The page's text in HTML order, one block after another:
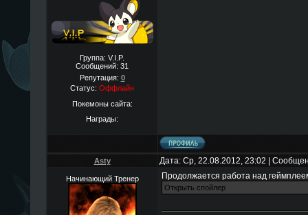
Группа: V.I.P.
Сообщений: 31
Репутация: 0
Статус: Оффлайн
Покемоны сайта:
Награды:
Asty Дата: Ср, 22.08.2012, 23:02 |
Начинающий Тренер Продолжается работа над